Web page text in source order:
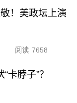
！美政坛上演
阅读 7658
卡脖子”？